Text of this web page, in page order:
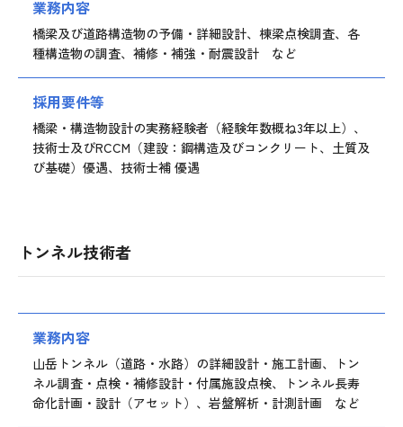
業務内容
橋梁及び道路構造物の予備・詳細設計、棟梁点検調査、各
種構造物の調査、補修・補強・耐震設計 など
採用要件等
橋梁・構造物設計の実務経験者（経験年数概ね3年以上）、
技術士及びRCCM（建設：鋼構造及びコンクリート、土質及
び基礎）優遇、技術士補 優遇
トンネル技術者
業務内容
山岳トンネル（道路・水路）の詳細設計・施工計画、トン
ネル調査・点検・補修設計・付属施設点検、トンネル長寿
命化計画・設計（アセット）、岩盤解析・計測計画 など